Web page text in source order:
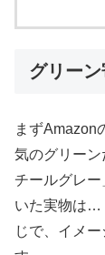
グリー
まずAmazon
気のグリー
チールグレ
いた実物は…
じで、イメ